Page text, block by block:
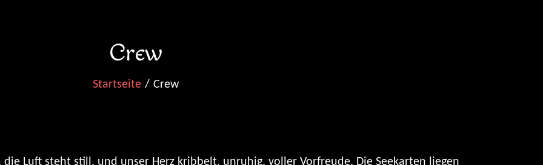
Crew
Startseite Crew
Luft steht still, und unser Herz kribbelt, unruhig, voller Vorfreude. Die Seekarten liegen